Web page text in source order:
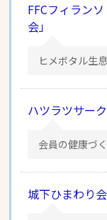
FFCフィラン
会」
ヒメボタル生
ハツラツサー
会員の健康づ
城下ひまわり会